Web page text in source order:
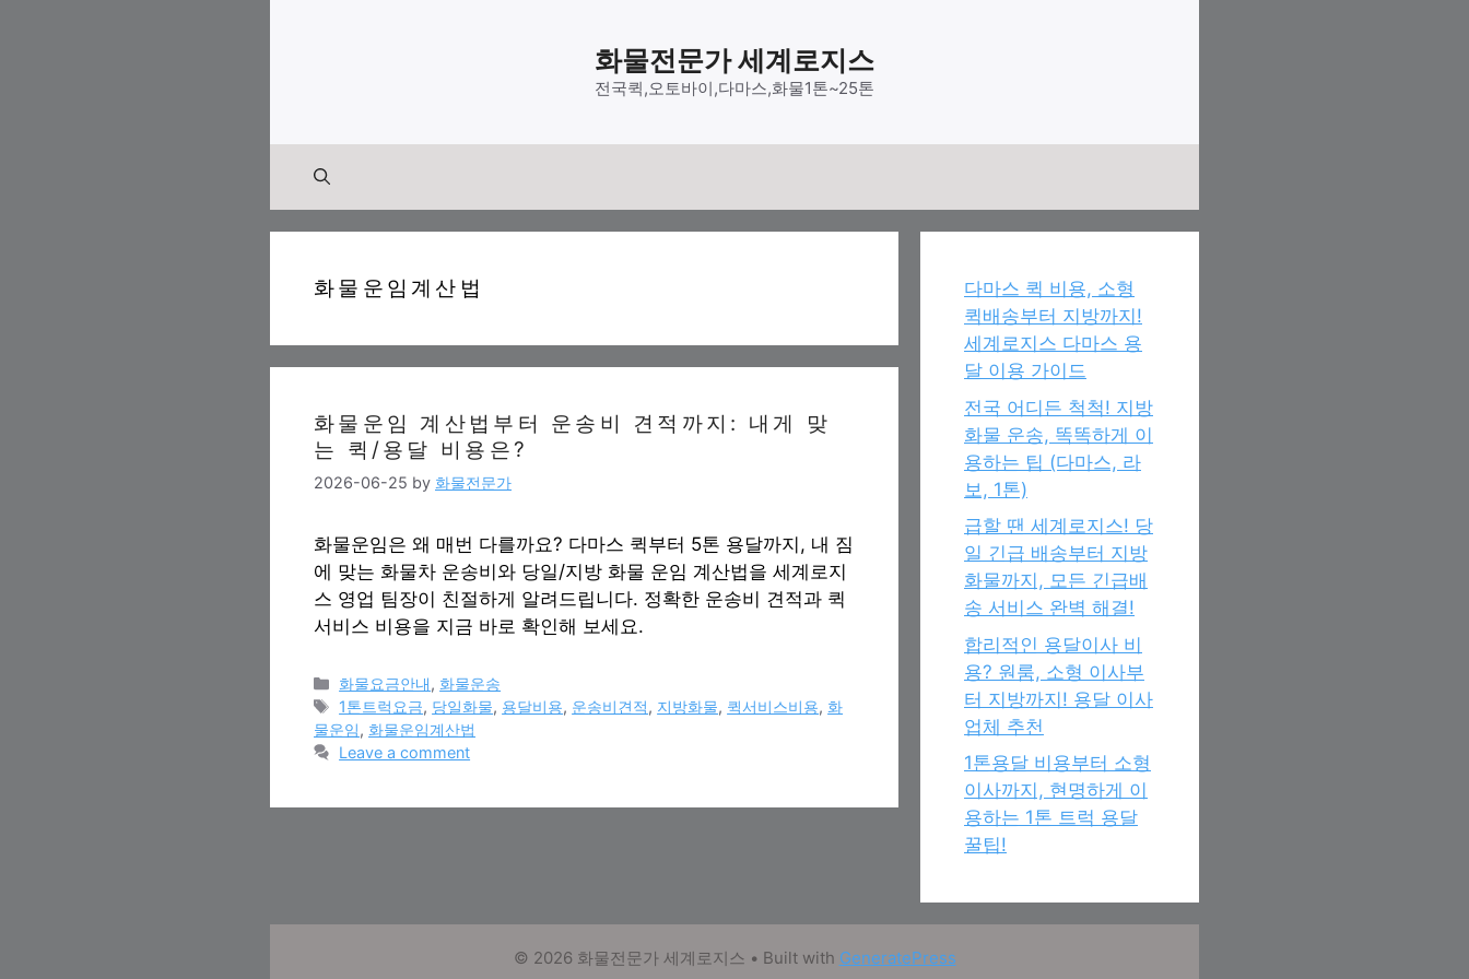
화물전문가 세계로지스
전국퀵,오토바이,다마스,화물1톤~25톤
화물운임계산법
화물운임 계산법부터 운송비 견적까지: 내게 맞
는 퀵/용달 비용은?
2026-06-25 by 화물전문가
화물운임은 왜 매번 다를까요? 다마스 퀵부터 5톤 용달까지, 내 짐
에 맞는 화물차 운송비와 당일/지방 화물 운임 계산법을 세계로지
스 영업 팀장이 친절하게 알려드립니다. 정확한 운송비 견적과 퀵
서비스 비용을 지금 바로 확인해 보세요.
Categories
화물요금안내, 화물운송
Tags
1톤트럭요금, 당일화물, 용달비용, 운송비견적, 지방화물, 퀵서비스비용, 화
물운임, 화물운임계산법
Leave a comment
다마스 퀵 비용, 소형
퀵배송부터 지방까지!
세계로지스 다마스 용
달 이용 가이드
전국 어디든 척척! 지방
화물 운송, 똑똑하게 이
용하는 팁 (다마스, 라
보, 1톤)
급할 땐 세계로지스! 당
일 긴급 배송부터 지방
화물까지, 모든 긴급배
송 서비스 완벽 해결!
합리적인 용달이사 비
용? 원룸, 소형 이사부
터 지방까지! 용달 이사
업체 추천
1톤용달 비용부터 소형
이사까지, 현명하게 이
용하는 1톤 트럭 용달
꿀팁!
© 2026 화물전문가 세계로지스 • Built with GeneratePress